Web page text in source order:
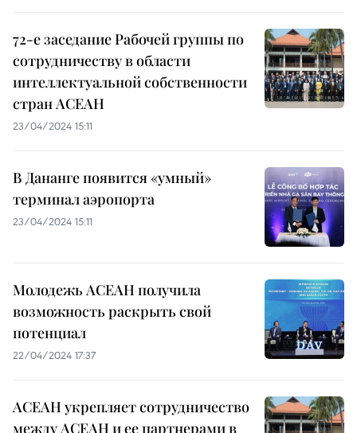
72-е заседание Рабочей группы по
сотрудничеству в области
интеллектуальной собственности
стран АСЕАН
23/04/2024 15:11
В Дананге появится «умный»
терминал аэропорта
23/04/2024 15:11
Молодежь АСЕАН получила
возможность раскрыть свой
потенциал
22/04/2024 17:37
АСЕАН укрепляет сотрудничество
между АСЕАН и ее партнерами в